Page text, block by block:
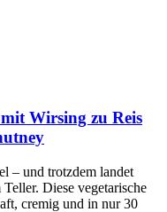
Wirsing zu Reis
– und trotzdem landet
Diese vegetarische
cremig und in nur 30